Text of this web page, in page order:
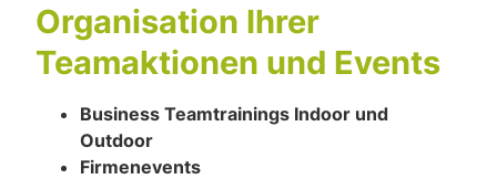
Organisation Ihrer
Teamaktionen und Events
Business Teamtrainings Indoor und
Outdoor
Firmenevents